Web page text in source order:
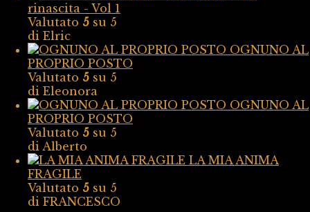
rinascita - Vol 1
Valutato 5 su 5
di Elric
OGNUNO AL
PROPRIO POSTO
Valutato 5 su 5
di Eleonora
OGNUNO AL
PROPRIO POSTO
Valutato 5 su 5
di Alberto
LA MIA ANIMA
FRAGILE
Valutato 5 su 5
di FRANCESCO